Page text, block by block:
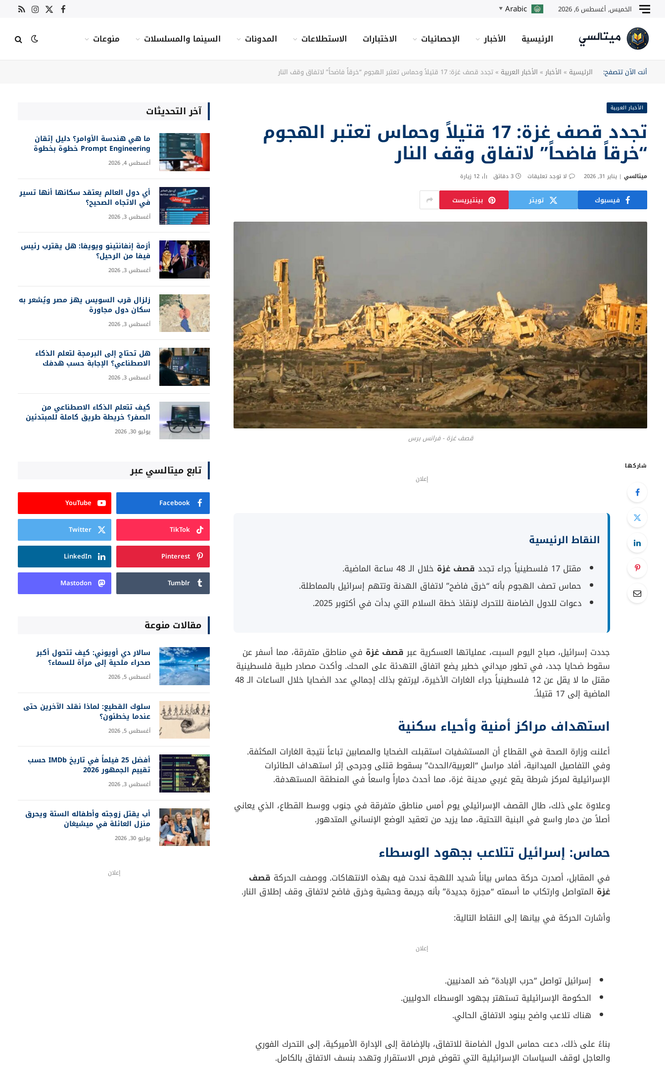
الخميس, أغسطس 6, 2026 Arabic
▼ فيسبوك
X الانستغرام
RSS
الرئيسية الأخبار الإحصائيات الاختبارات الاستطلاعات المدونات السينما والمسلسلات منوعات
أنت الآن تتصفح: الرئيسية » الأخبار» الأخبار العربية »تجدد قصف غزة: 17 قتيلاً وحماس تعتبر الهجوم “خرقاً فاضحاً” لاتفاق وقف النار
الأخبار العربية
تجدد قصف غزة: 17 قتيلاً وحماس تعتبر الهجوم
“خرقاً فاضحاً” لاتفاق وقف النار
ميتالسي يناير 31, 2026 لا توجد تعليقات 3 دقائق 12 زيارة
فيسبوك تويتر بينتيريست
قصف غزة - فرانس برس
شاركها
إعلان
النقاط الرئيسية
مقتل 17 فلسطينياً جراء تجدد قصف غزة خلال الـ 48 ساعة الماضية.
حماس تصف الهجوم بأنه “خرق فاضح” لاتفاق الهدنة وتتهم إسرائيل بالمماطلة.
دعوات للدول الضامنة للتحرك لإنقاذ خطة السلام التي بدأت في أكتوبر 2025.
جددت إسرائيل، صباح اليوم السبت، عملياتها العسكرية عبرقصف غزة في مناطق متفرقة، مما أسفر عن
سقوط ضحايا جدد، في تطور ميداني خطير يضع اتفاق التهدئة على المحك. وأكدت مصادر طبية فلسطينية
مقتل ما لا يقل عن 12 فلسطينياً جراء الغارات الأخيرة، ليرتفع بذلك إجمالي عدد الضحايا خلال الساعات الـ 48
الماضية إلى 17 قتيلاً.
استهداف مراكز أمنية وأحياء سكنية
أعلنت وزارة الصحة في القطاع أن المستشفيات استقبلت الضحايا والمصابين تباعاً نتيجة الغارات المكثفة.
وفي التفاصيل الميدانية، أفاد مراسل “العربية/الحدث” بسقوط قتلى وجرحى إثر استهداف الطائرات
الإسرائيلية لمركز شرطة يقع غربي مدينة غزة، مما أحدث دماراً واسعاً في المنطقة المستهدفة.
وعلاوة على ذلك، طال القصف الإسرائيلي يوم أمس مناطق متفرقة في جنوب ووسط القطاع، الذي يعاني
أصلاً من دمار واسع في البنية التحتية، مما يزيد من تعقيد الوضع الإنساني المتدهور.
حماس: إسرائيل تتلاعب بجهود الوسطاء
في المقابل، أصدرت حركة حماس بياناً شديد اللهجة نددت فيه بهذه الانتهاكات. ووصفت الحركة قصف
غزة المتواصل وارتكاب ما أسمته “مجزرة جديدة” بأنه جريمة وحشية وخرق فاضح لاتفاق وقف إطلاق النار.
وأشارت الحركة في بيانها إلى النقاط التالية:
إعلان
إسرائيل تواصل “حرب الإبادة” ضد المدنيين.
الحكومة الإسرائيلية تستهتر بجهود الوسطاء الدوليين.
هناك تلاعب واضح ببنود الاتفاق الحالي.
بناءً على ذلك، دعت حماس الدول الضامنة للاتفاق، بالإضافة إلى الإدارة الأميركية، إلى التحرك الفوري
والعاجل لوقف السياسات الإسرائيلية التي تقوض فرص الاستقرار وتهدد بنسف الاتفاق بالكامل.
آخر التحديثات
ما هي هندسة الأوامر؟ دليل إتقان
Prompt Engineering خطوة بخطوة
أغسطس 4, 2026
أي دول العالم يعتقد سكانها أنها تسير
في الاتجاه الصحيح؟
أغسطس 3, 2026
أزمة إنفانتينو ويويفا: هل يقترب رئيس
فيفا من الرحيل؟
أغسطس 3, 2026
زلزال قرب السويس يهز مصر ويُشعر به
سكان دول مجاورة
أغسطس 3, 2026
هل تحتاج إلى البرمجة لتعلم الذكاء
الاصطناعي؟ الإجابة حسب هدفك
أغسطس 3, 2026
كيف تتعلم الذكاء الاصطناعي من
الصفر؟ خريطة طريق كاملة للمبتدئين
يوليو 30, 2026
تابع ميتالسي عبر
Facebook
YouTube
TikTok
Twitter
Pinterest
LinkedIn
Tumblr
Mastodon
مقالات منوعة
سالار دي أويوني: كيف تتحول أكبر
صحراء ملحية إلى مرآة للسماء؟
أغسطس 5, 2026
سلوك القطيع: لماذا نقلد الآخرين حتى
عندما يخطئون؟
أغسطس 5, 2026
أفضل 25 فيلماً في تاريخ IMDb حسب
تقييم الجمهور 2026
أغسطس 3, 2026
أب يقتل زوجته وأطفاله الستة ويحرق
منزل العائلة في ميشيغان
يوليو 30, 2026
إعلان